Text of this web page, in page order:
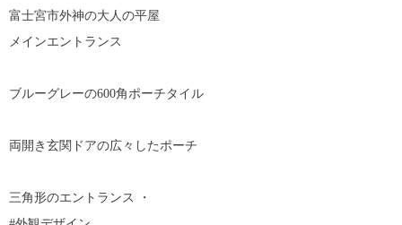
富士宮市外神の大人の平屋
メインエントランス
ブルーグレーの600角ポーチタイル
両開き玄関ドアの広々したポーチ
三角形のエントランス ・